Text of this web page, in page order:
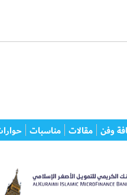
وفن مقالات مناسبات